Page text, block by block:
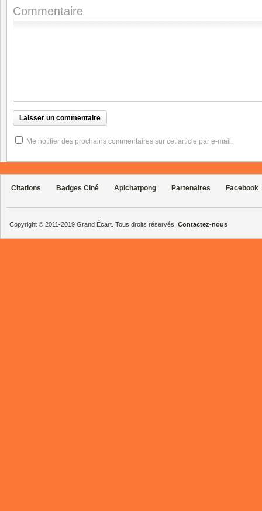
Commentaire
Me notifier des prochains commentaires sur cet article par e-mail.
Citations Badges Ciné Apichatpong Partenaires Facebook
Copyright © 2011-2019 Grand Écart. Tous droits réservés. Contactez-nous